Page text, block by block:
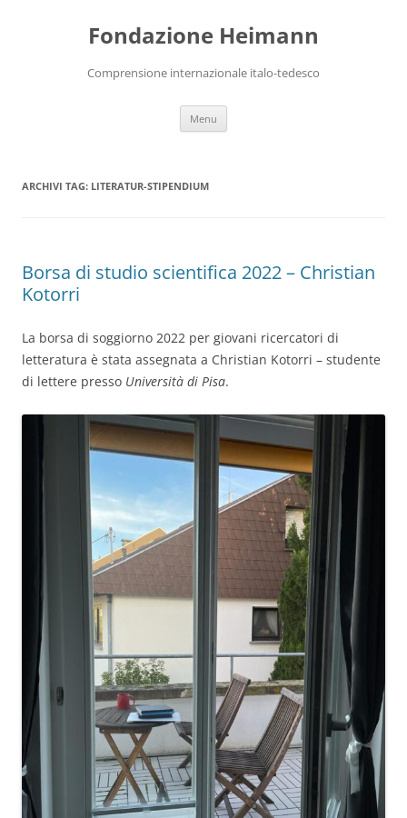
Fondazione Heimann
Comprensione internazionale italo-tedesco
Menu
ARCHIVI TAG: LITERATUR-STIPENDIUM
Borsa di studio scientifica 2022 – Christian
Kotorri
La borsa di soggiorno 2022 per giovani ricercatori di
letteratura è stata assegnata a Christian Kotorri – studente
di lettere presso Università di Pisa.